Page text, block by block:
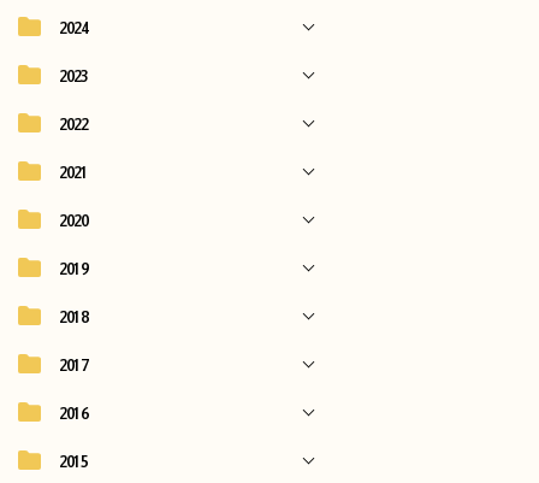
2024
2023
2022
2021
2020
2019
2018
2017
2016
2015